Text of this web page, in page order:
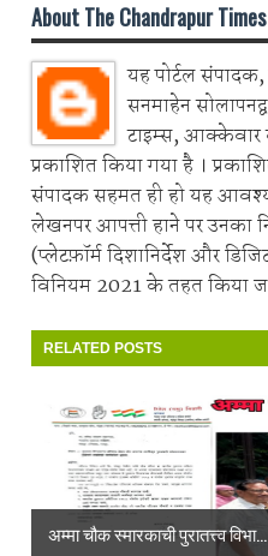
About The Chandrapur Times
यह पोर्टल
सनमाहेन
टाइम्स, आक्केवार
प्रकाशित किया गया है ।
संपादक सहमत ही हो यह
लेखनपर आपत्ती हाने पर उनका
(प्लेटफ़ॉर्म दिशानिर्देश और
विनियम 2021 के तहत किया
RELATED POSTS
अम्मा चौक स्मारकाची पुरातत्त्व विभा...